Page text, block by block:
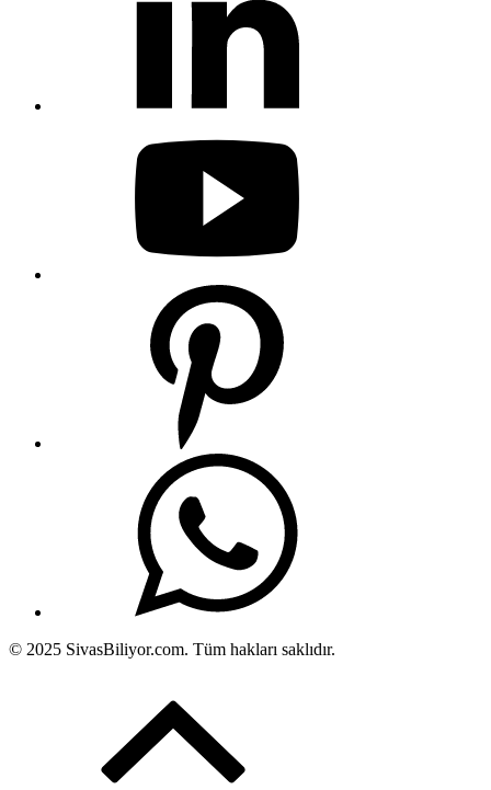
© 2025 SivasBiliyor.com. Tüm hakları saklıdır.